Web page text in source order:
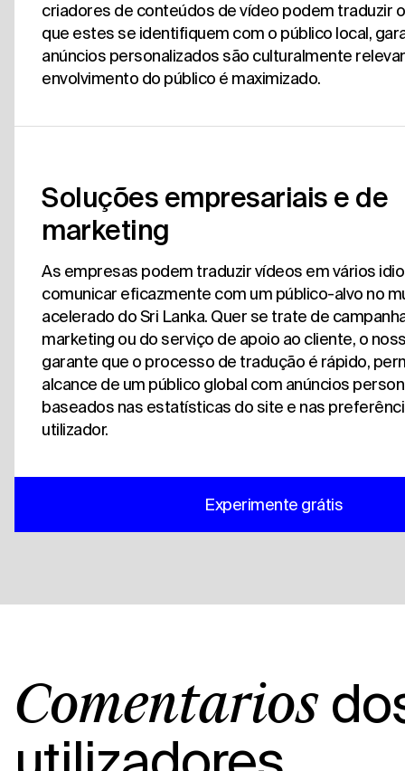
criadores de conteúdos de vídeo podem traduzir
que estes se identifiquem com o público local,
anúncios personalizados são culturalmente
envolvimento do público é maximizado.
Soluções empresariais e de
marketing
As empresas podem traduzir vídeos em vários
comunicar eficazmente com um público-alvo no
acelerado do Sri Lanka. Quer se trate de
marketing ou do serviço de apoio ao cliente, o
garante que o processo de tradução é rápido,
alcance de um público global com anúncios
baseados nas estatísticas do site e nas
utilizador.
Experimente grátis
Comentários